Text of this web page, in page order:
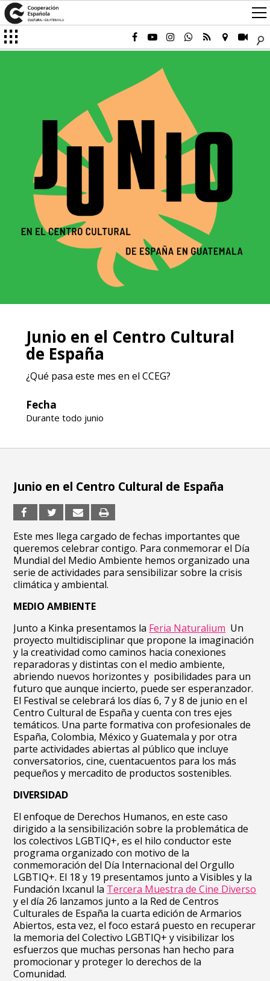
Junio en el Centro Cultural
de España
¿Qué pasa este mes en el CCEG?
Fecha
Durante todo junio
Junio en el Centro Cultural de España
Este mes llega cargado de fechas importantes que
queremos celebrar contigo. Para conmemorar el Día
Mundial del Medio Ambiente hemos organizado una
serie de actividades para sensibilizar sobre la crisis
climática y ambiental.
MEDIO AMBIENTE
Junto a Kinka presentamos la Feria Naturalium Un
proyecto multidisciplinar que propone la imaginación
y la creatividad como caminos hacia conexiones
reparadoras y distintas con el medio ambiente,
abriendo nuevos horizontes y posibilidades para un
futuro que aunque incierto, puede ser esperanzador.
El Festival se celebrará los días 6, 7 y 8 de junio en el
Centro Cultural de España y cuenta con tres ejes
temáticos. Una parte formativa con profesionales de
España, Colombia, México y Guatemala y por otra
parte actividades abiertas al público que incluye
conversatorios, cine, cuentacuentos para los más
pequeños y mercadito de productos sostenibles.
DIVERSIDAD
El enfoque de Derechos Humanos, en este caso
dirigido a la sensibilización sobre la problemática de
los colectivos LGBTIQ+, es el hilo conductor este
programa organizado con motivo de la
conmemoración del Día Internacional del Orgullo
LGBTIQ+. El 18 y 19 presentamos junto a Visibles y la
Fundación Ixcanul la Tercera Muestra de Cine Diverso
y el día 26 lanzamos junto a la Red de Centros
Culturales de España la cuarta edición de Armarios
Abiertos, esta vez, el foco estará puesto en recuperar
la memoria del Colectivo LGBTIQ+ y visibilizar los
esfuerzos que muchas personas han hecho para
promocionar y proteger lo derechos de la
Comunidad.